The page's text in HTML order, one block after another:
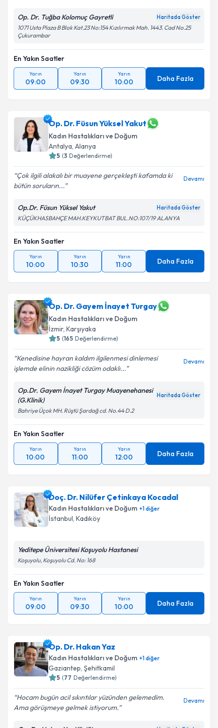
Op. Dr. Tuğba Kolomuç Gayretli Haritada Göster
1071 Usta Plaza B Blok Kat.23 No:154 Kızılırmak Mah. 1443. Cad No.25
Çukurambar
En Yakın Saatler
Yarın
09:00
Yarın
09:30
Yarın
10:00 Daha Fazla
Op. Dr. Füsun Yüksel Yakut
Kadın Hastalıkları ve Doğum
Antalya, Alanya
5 (3 Değerlendirme)
Çok ilgili alakalı bir muayene gerçekleşti kafamda ki
bütün soruların...
Devamı
Op.Dr. Füsun Yüksel Yakut Haritada Göster
KÜÇÜKHASBAHÇE MAH.KEYKUTBAT BUL.NO:107/19 ALANYA
En Yakın Saatler
Yarın
10:00
Yarın
10:30
Yarın
11:00 Daha Fazla
Op. Dr. Gayem İnayet Turgay
Kadın Hastalıkları ve Doğum
İzmir, Karşıyaka
5 (165 Değerlendirme)
Kenedisine hayran kaldım ilgilenmesi dinlemesi
işlemde elinin nazikliği cözüm odaklı...
Devamı
Op.Dr. Gayem İnayet Turgay Muayenehanesi
(G.Klinik)
Haritada Göster
Bahriye Üçok MH. Rüştü Şardağ cd. No.44 D.2
En Yakın Saatler
Yarın
10:00
Yarın
11:00
Yarın
12:00 Daha Fazla
Doç. Dr. Nilüfer Çetinkaya Kocadal
Kadın Hastalıkları ve Doğum +1diğer
İstanbul, Kadıköy
Yeditepe Üniversitesi Koşuyolu Hastanesi
Koşuyolu, Koşuyolu Cd. No: 168
En Yakın Saatler
Yarın
09:00
Yarın
09:30
Yarın
10:00 Daha Fazla
Op. Dr. Hakan Yaz
Kadın Hastalıkları ve Doğum +1diğer
Gaziantep, Şehitkamil
5 (77 Değerlendirme)
Hocam bugün acil sıkıntılar yüzünden gelemedim.
Ama görüşmeye gelmek istiyorum.
Devamı